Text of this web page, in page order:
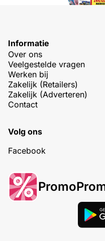
Informatie
Over ons
Veelgestelde vragen
Werken bij
Zakelijk (Retailers)
Zakelijk (Adverteren)
Contact
Volg ons
Facebook